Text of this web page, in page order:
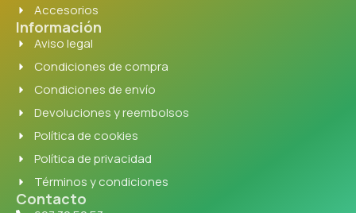
Accesorios
Información
Aviso legal
Condiciones de compra
Condiciones de envío
Devoluciones y reembolsos
Política de cookies
Política de privacidad
Términos y condiciones
Contacto